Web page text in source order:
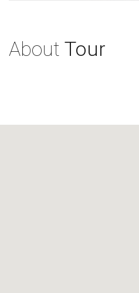
About Tour